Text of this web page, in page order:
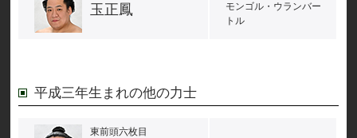
玉正鳳
モンゴル・ウランバー
トル
平成三年生まれの他の力士
東前頭六枚目